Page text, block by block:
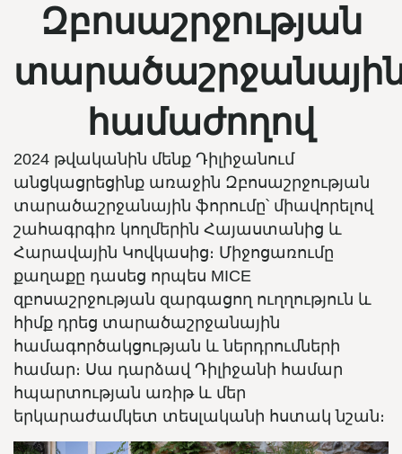
Զբոսաշրջության
համաժողով
2024 թվականին մենք Դիլիջանում
անցկացրեցինք առաջին Զբոսաշրջության
տարածաշրջանային ֆորումը՝ միավորելով
շահագրգիռ կողմերին Հայաստանից և
Հարավային Կովկասից։ Միջոցառումը
քաղաքը դասեց որպես MICE
զբոսաշրջության զարգացող ուղղություն և
հիմք դրեց տարածաշրջանային
համագործակցության և ներդրումների
համար։ Սա դարձավ Դիլիջանի համար
հպարտության առիթ և մեր
երկարաժամկետ տեսլականի հստակ նշան։